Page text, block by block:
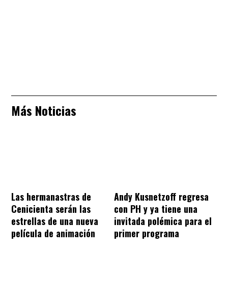
Más Noticias
Las hermanastras de
Cenicienta serán las
estrellas de una nueva
película de animación
Andy Kusnetzoff regresa
con PH y ya tiene una
invitada polémica para el
primer programa